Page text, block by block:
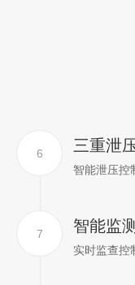
6 三重泄
智能泄压控
7 智能监
实时监查控